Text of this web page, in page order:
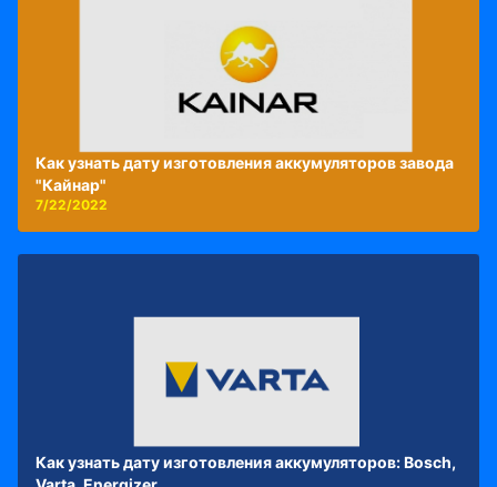
Как узнать дату изготовления аккумуляторов завода
"Кайнар"
7/22/2022
Как узнать дату изготовления аккумуляторов: Bosch,